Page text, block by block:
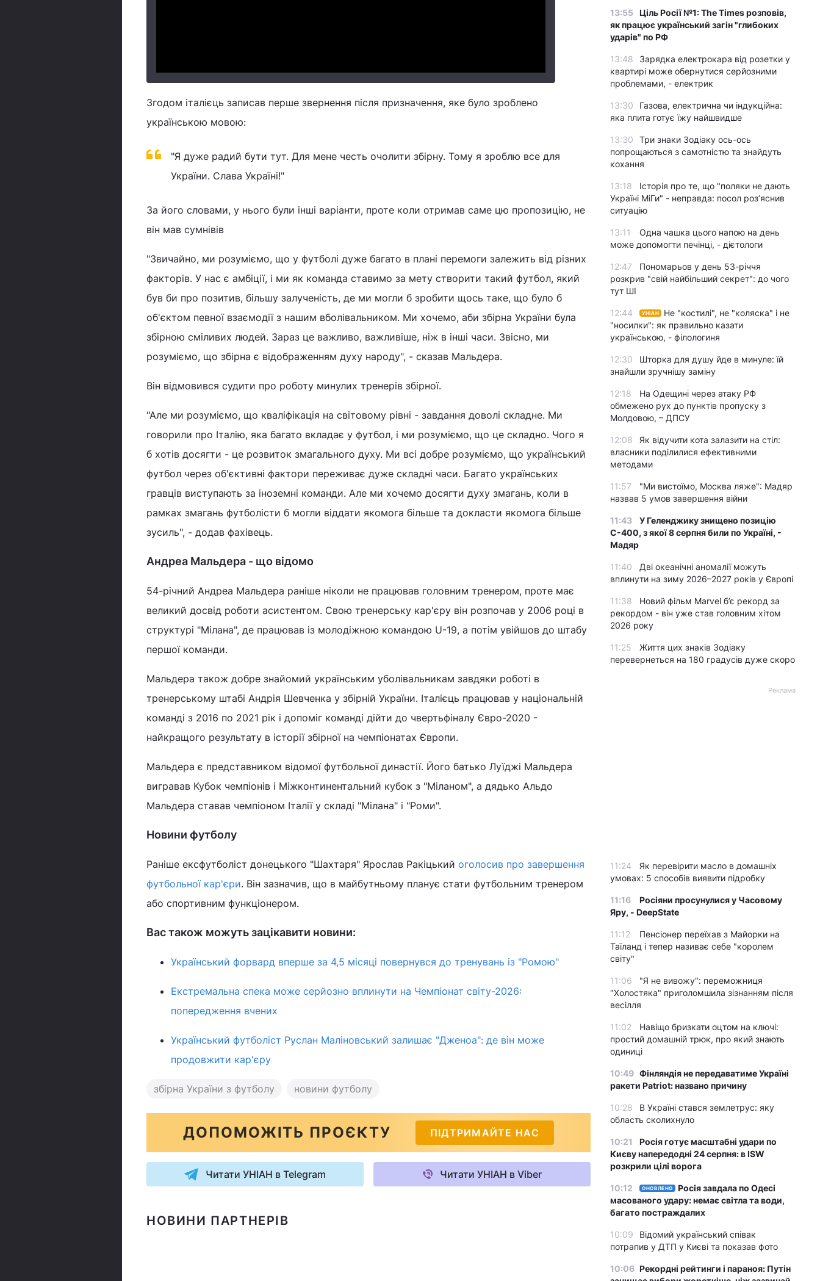
Згодом італієць записав перше звернення після призначення, яке було зроблено
українською мовою:
"Я дуже радий бути тут. Для мене честь очолити збірну. Тому я зроблю все для
України. Слава Україні!"
За його словами, у нього були інші варіанти, проте коли отримав саме цю пропозицію, не
він мав сумнівів
"Звичайно, ми розуміємо, що у футболі дуже багато в плані перемоги залежить від різних
факторів. У нас є амбіції, і ми як команда ставимо за мету створити такий футбол, який
був би про позитив, більшу залученість, де ми могли б зробити щось таке, що було б
об'єктом певної взаємодії з нашим вболівальником. Ми хочемо, аби збірна України була
збірною сміливих людей. Зараз це важливо, важливіше, ніж в інші часи. Звісно, ми
розуміємо, що збірна є відображенням духу народу", - сказав Мальдера.
Він відмовився судити про роботу минулих тренерів збірної.
"Але ми розуміємо, що кваліфікація на світовому рівні - завдання доволі складне. Ми
говорили про Італію, яка багато вкладає у футбол, і ми розуміємо, що це складно. Чого я
б хотів досягти - це розвиток змагального духу. Ми всі добре розуміємо, що український
футбол через об'єктивні фактори переживає дуже складні часи. Багато українських
гравців виступають за іноземні команди. Але ми хочемо досягти духу змагань, коли в
рамках змагань футболісти б могли віддати якомога більше та докласти якомога більше
зусиль", - додав фахівець.
Андреа Мальдера - що відомо
54-річний Андреа Мальдера раніше ніколи не працював головним тренером, проте має
великий досвід роботи асистентом. Свою тренерську кар'єру він розпочав у 2006 році в
структурі "Мілана", де працював із молодіжною командою U-19, а потім увійшов до штабу
першої команди.
Мальдера також добре знайомий українським уболівальникам завдяки роботі в
тренерському штабі Андрія Шевченка у збірній України. Італієць працював у національній
команді з 2016 по 2021 рік і допоміг команді дійти до чвертьфіналу Євро-2020 -
найкращого результату в історії збірної на чемпіонатах Європи.
Мальдера є представником відомої футбольної династії. Його батько Луїджі Мальдера
вигравав Кубок чемпіонів і Міжконтинентальний кубок з "Міланом", а дядько Альдо
Мальдера ставав чемпіоном Італії у складі "Мілана" і "Роми".
Новини футболу
Раніше ексфутболіст донецького "Шахтаря" Ярослав Ракіцький оголосив про завершення
футбольної кар'єри. Він зазначив, що в майбутньому планує стати футбольним тренером
або спортивним функціонером.
Вас також можуть зацікавити новини:
Український форвард вперше за 4,5 місяці повернувся до тренувань із "Ромою"
Екстремальна спека може серйозно вплинути на Чемпіонат світу-2026:
попередження вчених
Український футболіст Руслан Маліновський залишає "Дженоа": де він може
продовжити кар'єру
збірна України з футболу новини футболу
ДОПОМОЖІТЬ ПРОЄКТУ ПІДТРИМАЙТЕ НАС
Читати УНІАН в Telegram Читати УНІАН в Viber
НОВИНИ ПАРТНЕРІВ
13:55 Ціль Росії №1: The Times розповів,
як працює український загін "глибоких
ударів" по РФ
13:48
Зарядка електрокара від розетки у
квартирі може обернутися серйозними
проблемами, - електрик
13:30
Газова, електрична чи індукційна:
яка плита готує їжу найшвидше
13:30
Три знаки Зодіаку ось-ось
попрощаються з самотністю та знайдуть
кохання
13:18
Історія про те, що "поляки не дають
Україні МіГи" - неправда: посол роз’яснив
ситуацію
13:11
Одна чашка цього напою на день
може допомогти печінці, - дієтологи
12:47
Пономарьов у день 53-річчя
розкрив "свій найбільший секрет": до чого
тут ШІ
12:44 УНІАН
Не "костилі", не "коляска" і не
"носилки": як правильно казати
українською, - філологиня
12:30
Шторка для душу йде в минуле: їй
знайшли зручнішу заміну
12:18
На Одещині через атаку РФ
обмежено рух до пунктів пропуску з
Молдовою, – ДПСУ
12:08
Як відучити кота залазити на стіл:
власники поділилися ефективними
методами
11:57
"Ми вистоїмо, Москва ляже": Мадяр
назвав 5 умов завершення війни
11:43
У Геленджику знищено позицію
С-400, з якої 8 серпня били по Україні, -
Мадяр
11:40
Дві океанічні аномалії можуть
вплинути на зиму 2026–2027 років у Європі
11:38
Новий фільм Marvel б’є рекорд за
рекордом - він уже став головним хітом
2026 року
11:25
Життя цих знаків Зодіаку
перевернеться на 180 градусів дуже скоро
Реклама
11:24
Як перевірити масло в домашніх
умовах: 5 способів виявити підробку
11:16
Росіяни просунулися у Часовому
Яру, - DeepState
11:12
Пенсіонер переїхав з Майорки на
Таїланд і тепер називає себе "королем
світу"
11:06
"Я не вивожу": переможниця
"Холостяка" приголомшила зізнанням після
весілля
11:02
Навіщо бризкати оцтом на ключі:
простий домашній трюк, про який знають
одиниці
10:49 Фінляндія не передаватиме Україні
ракети Patriot: названо причину
10:28
В Україні стався землетрус: яку
область сколихнуло
10:21
Росія готує масштабні удари по
Києву напередодні 24 серпня: в ISW
розкрили цілі ворога
10:12 ОНОВЛЕНО
Росія завдала по Одесі
масованого удару: немає світла та води,
багато постраждалих
10:09
Відомий український співак
потрапив у ДТП у Києві та показав фото
10:06 Рекордні рейтинги і параноя: Путін